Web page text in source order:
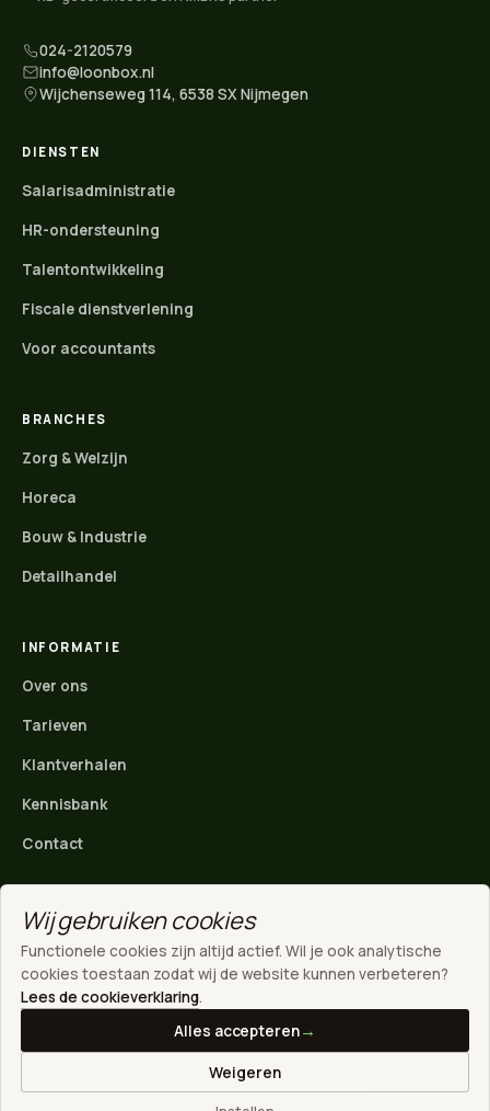
024-2120579
info@loonbox.nl
Wijchenseweg 114, 6538 SX Nijmegen
DIENSTEN
Salarisadministratie
HR-ondersteuning
Talentontwikkeling
Fiscale dienstverlening
Voor accountants
BRANCHES
Zorg & Welzijn
Horeca
Bouw & Industrie
Detailhandel
INFORMATIE
Over ons
Tarieven
Klantverhalen
Kennisbank
Contact
ACTIEF IN
Nijmegen·Arnhem Ede·Rivierenland·Wijchen·
Gelderland·Noord-Brabant
© 2026 LoonBox B.V. · KvK: 42055741
WhatsApp
Stuur een mail
Wij gebruiken cookies
Functionele cookies zijn altijd actief. Wil je ook analytische
cookies toestaan zodat wij de website kunnen verbeteren?
Lees de cookieverklaring.
Alles accepteren
Weigeren